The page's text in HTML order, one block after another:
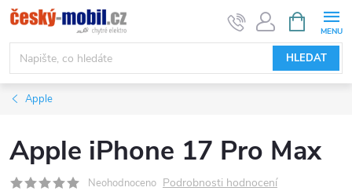
Přejít
na
obsah
HLEDAT
NÁKUPNÍ
KOŠÍK
Apple
Apple iPhone 17 Pro Max
Neohodnoceno Podrobnosti hodnocení